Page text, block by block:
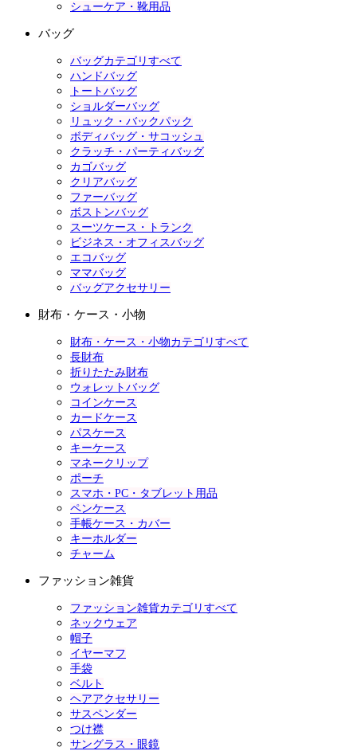
シューケア・靴用品
バッグ
バッグカテゴリすべて
ハンドバッグ
トートバッグ
ショルダーバッグ
リュック・バックパック
ボディバッグ・サコッシュ
クラッチ・パーティバッグ
カゴバッグ
クリアバッグ
ファーバッグ
ボストンバッグ
スーツケース・トランク
ビジネス・オフィスバッグ
エコバッグ
ママバッグ
バッグアクセサリー
財布・ケース・小物
財布・ケース・小物カテゴリすべて
長財布
折りたたみ財布
ウォレットバッグ
コインケース
カードケース
パスケース
キーケース
マネークリップ
ポーチ
スマホ・PC・タブレット用品
ペンケース
手帳ケース・カバー
キーホルダー
チャーム
ファッション雑貨
ファッション雑貨カテゴリすべて
ネックウェア
帽子
イヤーマフ
手袋
ベルト
ヘアアクセサリー
サスペンダー
つけ襟
サングラス・眼鏡